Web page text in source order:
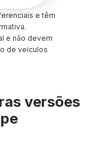
e têm
e não devem
de veículos
versões